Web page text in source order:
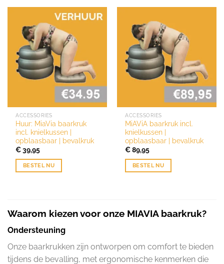
ACCESSORIES
Huur: MiaVia baarkruk
incl. knielkussen |
opblaasbaar | bevalkruk
€39,95
BESTEL NU
ACCESSORIES
MiAViA baarkruk incl.
knielkussen |
opblaasbaar | bevalkruk
€89,95
BESTEL NU
Waarom kiezen voor onze MIAVIA baarkruk?
Ondersteuning
Onze baarkrukken zijn ontworpen om comfort te bieden
tijdens de bevalling, met ergonomische kenmerken die